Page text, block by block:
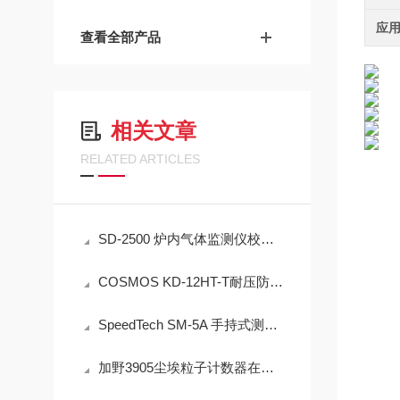
查看全部产品
相关文章
RELATED ARTICLES
SD-2500 炉内气体监测仪校准方法详解
COSMOS KD-12HT-T耐压防爆NMP炉内直插检测设备工程设计指南
SpeedTech SM-5A 手持式测深仪声学测量原理与性能分析
加野3905尘埃粒子计数器在洁净室监测中的实用技术解析
应